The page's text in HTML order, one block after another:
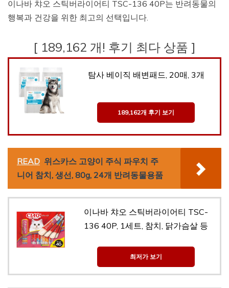
이나바 챠오 스틱버라이어티 TSC-136 40P는 반려동물의
행복과 건강을 위한 최고의 선택입니다.
[ 189,162 개! 후기 최다 상품 ]
탐사 베이직 배변패드, 20매, 3개
189,162개 후기 보기
READ 위스카스 고양이 주식 파우치 주
니어 참치, 생선, 80g, 24개 반려동물용품
이나바 챠오 스틱버라이어티 TSC-
136 40P, 1세트, 참치, 닭가슴살 등
최저가 보기